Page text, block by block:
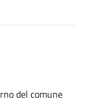
del comune